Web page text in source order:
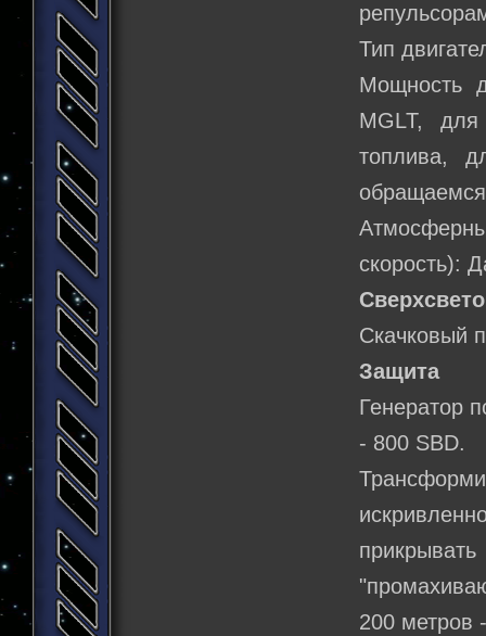
Тип
Мощность
MGLT,
топлива,
скорость):
Скачковый
Защита
Генератор
- 800 SBD.
200 метров